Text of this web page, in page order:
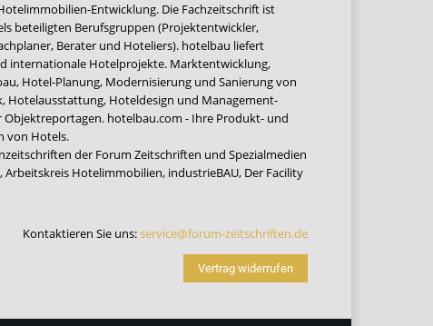
Entwicklung. Die Fachzeitschrift ist
beteiligten Berufsgruppen (Projektentwickler,
Berater und Hoteliers). hotelbau liefert
internationale Hotelprojekte. Marktentwicklung,
Hotel-Planung, Modernisierung und Sanierung von
Hotelausstattung, Hoteldesign und Management-
hotelbau.com - Ihre Produkt- und
von Hotels.
der Forum Zeitschriften und Spezialmedien
,Arbeitskreis Hotelimmobilien, industrieBAU, Der Facility
Kontaktieren Sie uns:service@forum-zeitschriften.de
Vertrag widerrufen